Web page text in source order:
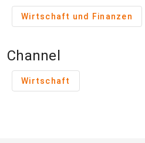
Wirtschaft und Finanzen
Channel
Wirtschaft